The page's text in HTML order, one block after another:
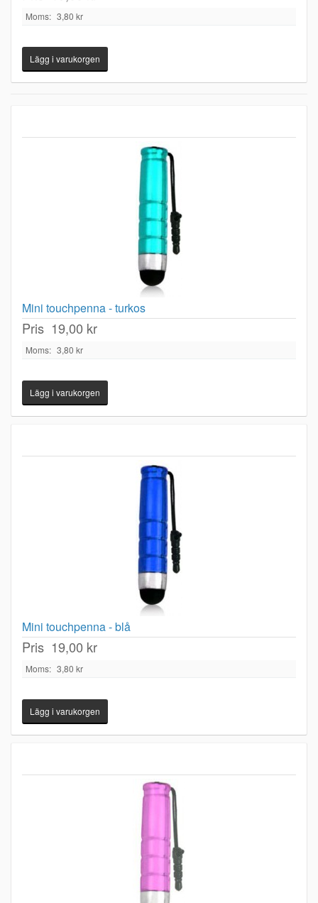
Moms: 3,80 kr
Mini touchpenna - turkos
Pris 19,00 kr
Moms: 3,80 kr
Mini touchpenna - blå
Pris 19,00 kr
Moms: 3,80 kr